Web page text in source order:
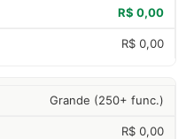
R$ 0,00
R$ 0,00
Grande (250+ func.)
R$ 0,00